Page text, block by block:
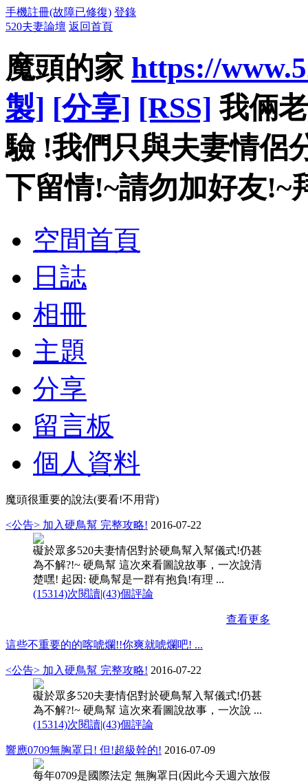
手機註冊(故障已修復) 登錄
520夫妻論壇 返回首頁
魔頭的家 https://
製] [分享] [RSS] 我倆
驗 !我們只與夫妻情侶
下留情!~請勿加好友!~
空間首頁
日誌
相冊
主題
分享
留言板
個人資料
魔頭很重要的說法(要看!不用背)
<公告> 加入硬鳥幫 完整攻略! 2016-07-22
礙於眾多520夫妻情侶對於硬鳥幫入幫儀式!仍甚
為不解?!~ 硬鳥幫 這次來看圖說故事，一次說清
楚嘿! 起因: 硬鳥幫是一群有抱負!有理 ...
(15314)次閱讀|(43)個評論
查看更多
這些不重要的的喀唬爛!!你爽就唬爛吧! ...
<公告> 加入硬鳥幫 完整攻略! 2016-07-22
礙於眾多520夫妻情侶對於硬鳥幫入幫儀式!仍甚
為不解?!~ 硬鳥幫 這次來看圖說故事，一次說 ...
(15314)次閱讀|(43)個評論
響應0709無胸罩日! 但!超級幹的! 2016-07-09
每年0709是國際法定 無胸罩日(因此今天週六放假